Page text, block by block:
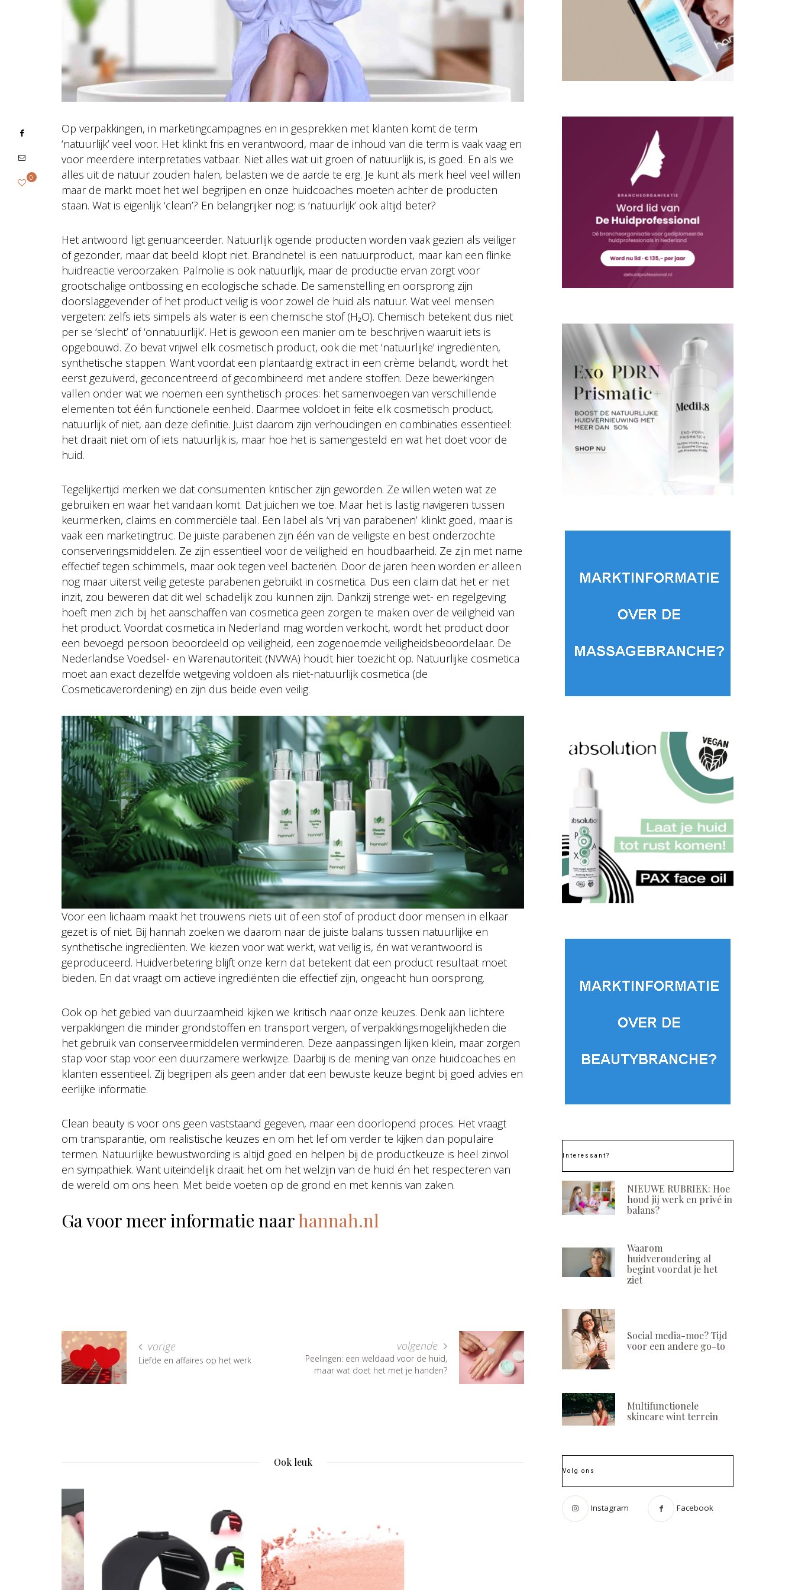
Op verpakkingen, in marketingcampagnes en in gesprekken met klanten komt de term
‘natuurlijk’ veel voor. Het klinkt fris en verantwoord, maar de inhoud van die term is vaak vaag en
voor meerdere interpretaties vatbaar. Niet alles wat uit groen of natuurlijk is, is goed. En als we
alles uit de natuur zouden halen, belasten we de aarde te erg. Je kunt als merk heel veel willen
maar de markt moet het wel begrijpen en onze huidcoaches moeten achter de producten
staan. Wat is eigenlijk ‘clean’? En belangrijker nog: is ‘natuurlijk’ ook altijd beter?
Het antwoord ligt genuanceerder. Natuurlijk ogende producten worden vaak gezien als veiliger
of gezonder, maar dat beeld klopt niet. Brandnetel is een natuurproduct, maar kan een flinke
huidreactie veroorzaken. Palmolie is ook natuurlijk, maar de productie ervan zorgt voor
grootschalige ontbossing en ecologische schade. De samenstelling en oorsprong zijn
doorslaggevender of het product veilig is voor zowel de huid als natuur. Wat veel mensen
vergeten: zelfs iets simpels als water is een chemische stof (H₂O). Chemisch betekent dus niet
per se ‘slecht’ of ‘onnatuurlijk’. Het is gewoon een manier om te beschrijven waaruit iets is
opgebouwd. Zo bevat vrijwel elk cosmetisch product, ook die met ‘natuurlijke’ ingrediënten,
synthetische stappen. Want voordat een plantaardig extract in een crème belandt, wordt het
eerst gezuiverd, geconcentreerd of gecombineerd met andere stoffen. Deze bewerkingen
vallen onder wat we noemen een synthetisch proces: het samenvoegen van verschillende
elementen tot één functionele eenheid. Daarmee voldoet in feite elk cosmetisch product,
natuurlijk of niet, aan deze definitie. Juist daarom zijn verhoudingen en combinaties essentieel:
het draait niet om of iets natuurlijk is, maar hoe het is samengesteld en wat het doet voor de
huid.
Tegelijkertijd merken we dat consumenten kritischer zijn geworden. Ze willen weten wat ze
gebruiken en waar het vandaan komt. Dat juichen we toe. Maar het is lastig navigeren tussen
keurmerken, claims en commerciële taal. Een label als ‘vrij van parabenen’ klinkt goed, maar is
vaak een marketingtruc. De juiste parabenen zijn één van de veiligste en best onderzochte
conserveringsmiddelen. Ze zijn essentieel voor de veiligheid en houdbaarheid. Ze zijn met name
effectief tegen schimmels, maar ook tegen veel bacteriën. Door de jaren heen worden er alleen
nog maar uiterst veilig geteste parabenen gebruikt in cosmetica. Dus een claim dat het er niet
inzit, zou beweren dat dit wel schadelijk zou kunnen zijn. Dankzij strenge wet- en regelgeving
hoeft men zich bij het aanschaffen van cosmetica geen zorgen te maken over de veiligheid van
het product. Voordat cosmetica in Nederland mag worden verkocht, wordt het product door
een bevoegd persoon beoordeeld op veiligheid, een zogenoemde veiligheidsbeoordelaar. De
Nederlandse Voedsel- en Warenautoriteit (NVWA) houdt hier toezicht op. Natuurlijke cosmetica
moet aan exact dezelfde wetgeving voldoen als niet-natuurlijk cosmetica (de
Cosmeticaverordening) en zijn dus beide even veilig.
Voor een lichaam maakt het trouwens niets uit of een stof of product door mensen in elkaar
gezet is of niet. Bij hannah zoeken we daarom naar de juiste balans tussen natuurlijke en
synthetische ingrediënten. We kiezen voor wat werkt, wat veilig is, én wat verantwoord is
geproduceerd. Huidverbetering blijft onze kern dat betekent dat een product resultaat moet
bieden. En dat vraagt om actieve ingrediënten die effectief zijn, ongeacht hun oorsprong.
Ook op het gebied van duurzaamheid kijken we kritisch naar onze keuzes. Denk aan lichtere
verpakkingen die minder grondstoffen en transport vergen, of verpakkingsmogelijkheden die
het gebruik van conserveermiddelen verminderen. Deze aanpassingen lijken klein, maar zorgen
stap voor stap voor een duurzamere werkwijze. Daarbij is de mening van onze huidcoaches en
klanten essentieel. Zij begrijpen als geen ander dat een bewuste keuze begint bij goed advies en
eerlijke informatie.
Clean beauty is voor ons geen vaststaand gegeven, maar een doorlopend proces. Het vraagt
om transparantie, om realistische keuzes en om het lef om verder te kijken dan populaire
termen. Natuurlijke bewustwording is altijd goed en helpen bij de productkeuze is heel zinvol
en sympathiek. Want uiteindelijk draait het om het welzijn van de huid én het respecteren van
de wereld om ons heen. Met beide voeten op de grond en met kennis van zaken.
Ga voor meer informatie naarhannah.nl
0
vorige
Liefde en affaires op het werk
volgende
Peelingen: een weldaad voor de huid,
maar wat doet het met je handen?
Ook leuk
Interessant?
NIEUWE RUBRIEK: Hoe
houd jij werk en privé in
balans?
Waarom
huidveroudering al
begint voordat je het
ziet
Social media-moe? Tijd
voor een andere go-to
Multifunctionele
skincare wint terrein
Volg ons
Instagram Facebook